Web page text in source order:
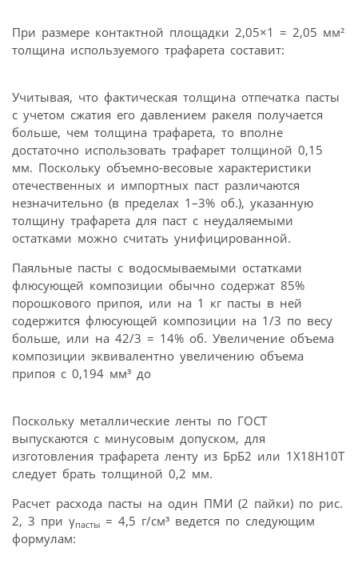
При размере контактной площадки 2,05×1 = 2,05 мм²
толщина используемого трафарета составит:
Учитывая, что фактическая толщина отпечатка пасты
с учетом сжатия его давлением ракеля получается
больше, чем толщина трафарета, то вполне
достаточно использовать трафарет толщиной 0,15
мм. Поскольку объемно-весовые характеристики
отечественных и импортных паст различаются
незначительно (в пределах 1–3% об.), указанную
толщину трафарета для паст с неудаляемыми
остатками можно считать унифицированной.
Паяльные пасты с водосмываемыми остатками
флюсующей композиции обычно содержат 85%
порошкового припоя, или на 1 кг пасты в ней
содержится флюсующей композиции на 1/3 по весу
больше, или на 42/3 = 14% об. Увеличение объема
композиции эквивалентно увеличению объема
припоя с 0,194 мм³ до
Поскольку металлические ленты по ГОСТ
выпускаются с минусовым допуском, для
изготовления трафарета ленту из БрБ2 или 1Х18Н10Т
следует брать толщиной 0,2 мм.
Расчет расхода пасты на один ПМИ (2 пайки) по рис.
2, 3 при γпасты = 4,5 г/см³ ведется по следующим
формулам: